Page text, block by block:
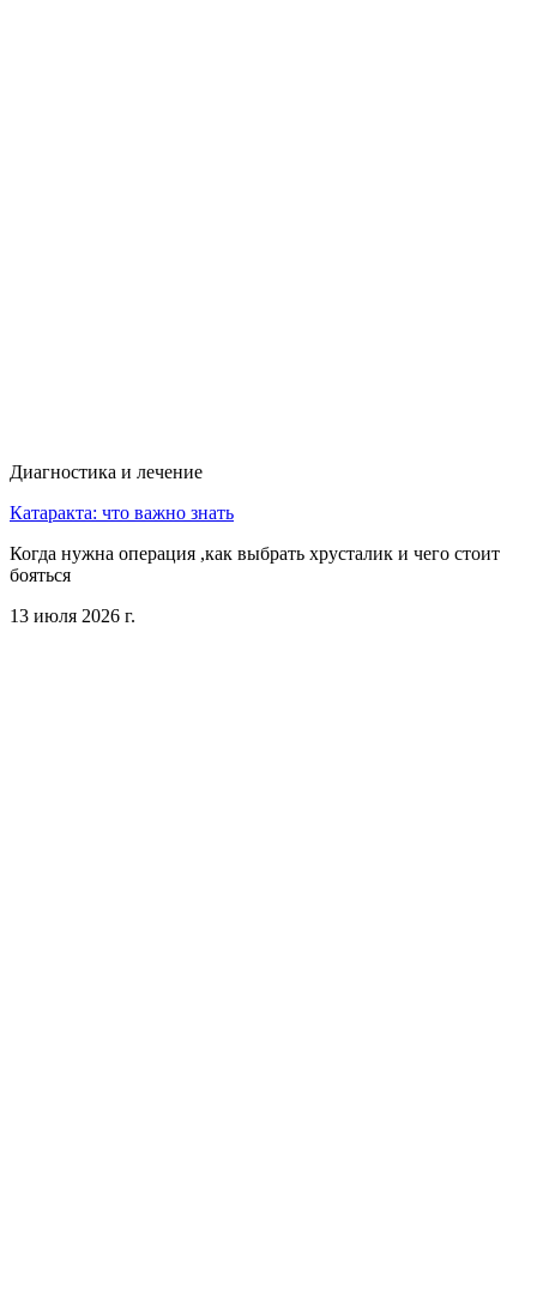
Диагностика и лечение
Катаракта: что важно знать
Когда нужна операция ,как выбрать хрусталик и чего стоит
бояться
13 июля 2026 г.